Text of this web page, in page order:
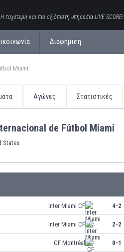
ταχύτερη και πιο αξιόπιστη υπηρεσία LIVE SCORE!
Διαφήμιση
Miami
Αγώνες Στατιστικές
de Fútbol Miami
States
Inter Miami CF 4-2
Inter Miami CF 2-2
CF Montréal 0-1